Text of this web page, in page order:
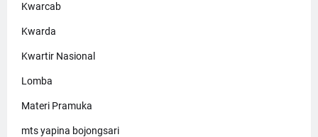
Kwarcab
Kwarda
Kwartir Nasional
Lomba
Materi Pramuka
mts yapina bojongsari